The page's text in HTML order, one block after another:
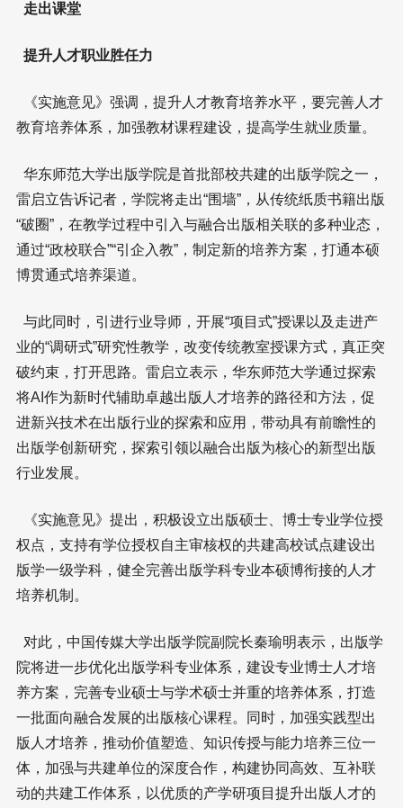
走出课堂
提升人才职业胜任力
《实施意见》强调，提升人才教育培养水平，要完善人才
教育培养体系，加强教材课程建设，提高学生就业质量。
华东师范大学出版学院是首批部校共建的出版学院之一，
雷启立告诉记者，学院将走出“围墙”，从传统纸质书籍出版
“破圈”，在教学过程中引入与融合出版相关联的多种业态，
通过“政校联合”“引企入教”，制定新的培养方案，打通本硕
博贯通式培养渠道。
与此同时，引进行业导师，开展“项目式”授课以及走进产
业的“调研式”研究性教学，改变传统教室授课方式，真正突
破约束，打开思路。雷启立表示，华东师范大学通过探索
将AI作为新时代辅助卓越出版人才培养的路径和方法，促
进新兴技术在出版行业的探索和应用，带动具有前瞻性的
出版学创新研究，探索引领以融合出版为核心的新型出版
行业发展。
《实施意见》提出，积极设立出版硕士、博士专业学位授
权点，支持有学位授权自主审核权的共建高校试点建设出
版学一级学科，健全完善出版学科专业本硕博衔接的人才
培养机制。
对此，中国传媒大学出版学院副院长秦瑜明表示，出版学
院将进一步优化出版学科专业体系，建设专业博士人才培
养方案，完善专业硕士与学术硕士并重的培养体系，打造
一批面向融合发展的出版核心课程。同时，加强实践型出
版人才培养，推动价值塑造、知识传授与能力培养三位一
体，加强与共建单位的深度合作，构建协同高效、互补联
动的共建工作体系，以优质的产学研项目提升出版人才的